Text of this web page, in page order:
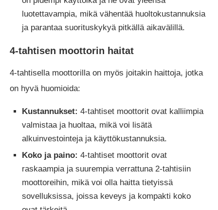
luotettavampia, mikä vähentää huoltokustannuksia
ja parantaa suorituskykyä pitkällä aikavälillä.
4-tahtisen moottorin haitat
4-tahtisella moottorilla on myös joitakin haittoja, jotka
on hyvä huomioida:
Kustannukset: 4-tahtiset moottorit ovat kalliimpia
valmistaa ja huoltaa, mikä voi lisätä
alkuinvestointeja ja käyttökustannuksia.
Koko ja paino: 4-tahtiset moottorit ovat
raskaampia ja suurempia verrattuna 2-tahtisiin
moottoreihin, mikä voi olla haitta tietyissä
sovelluksissa, joissa keveys ja kompakti koko